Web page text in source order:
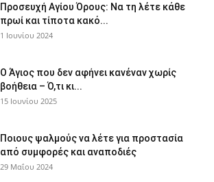
Προσευχή Αγίου Όρους: Να τη λέτε κάθε
πρωί και τίποτα κακό...
1 Ιουνίου 2024
Ο Άγιος που δεν αφήνει κανέναν χωρίς
βοήθεια – Ό,τι κι...
15 Ιουνίου 2025
Ποιους ψαλμούς να λέτε για προστασία
από συμφορές και αναποδιές
29 Μαΐου 2024